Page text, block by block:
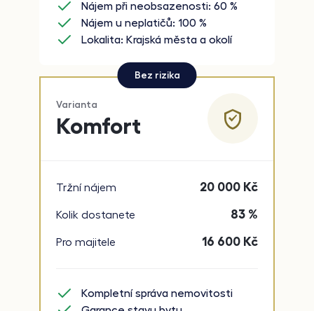
Nájem při neobsazenosti: 60 %
Nájem u neplatičů: 100 %
Lokalita: Krajská města a okolí
Bez rizika
Varianta
Komfort
Tržní nájem 20 000 Kč
Kolik dostanete 83 %
Pro majitele 16 600 Kč
Kompletní správa nemovitosti